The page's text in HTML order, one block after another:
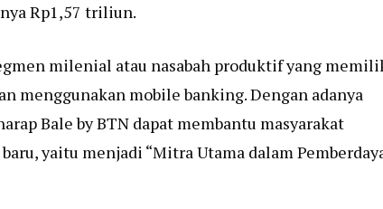
Rp1,57 triliun.
milenial atau nasabah produktif yang
menggunakan mobile banking. Dengan adanya
Bale by BTN dapat membantu masyarakat
yaitu menjadi “Mitra Utama dalam